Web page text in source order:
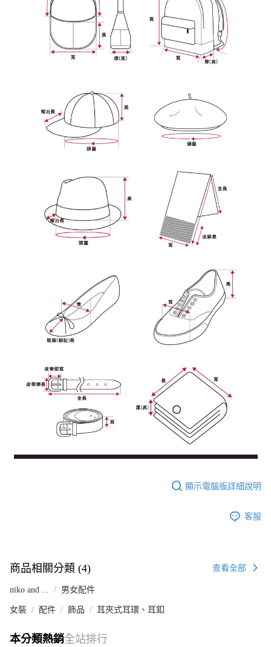
顯示電腦版詳細說明
客服
商品相關分類 (4) 查看全部
niko and ... 男女配件
女裝 配件 飾品 耳夾式耳環、耳釦
本分類熱銷全站排行